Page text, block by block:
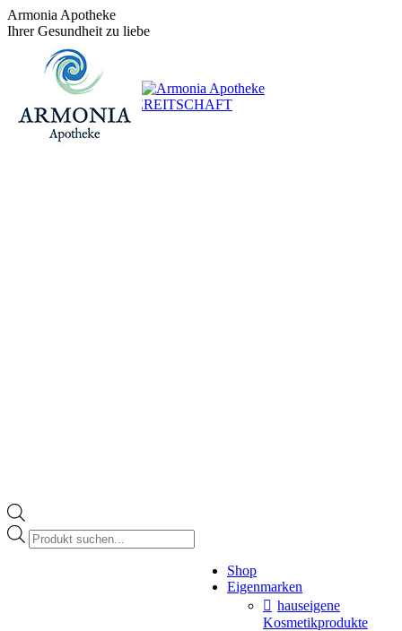
Zum
Inhalt
Armonia Apotheke
Ihrer Gesundheit zu liebe
+43 (0)1 / 48 624 14BEREITSCHAFT
Products
search
Shop
Eigenmarken
hauseigene
Kosmetikprodukte